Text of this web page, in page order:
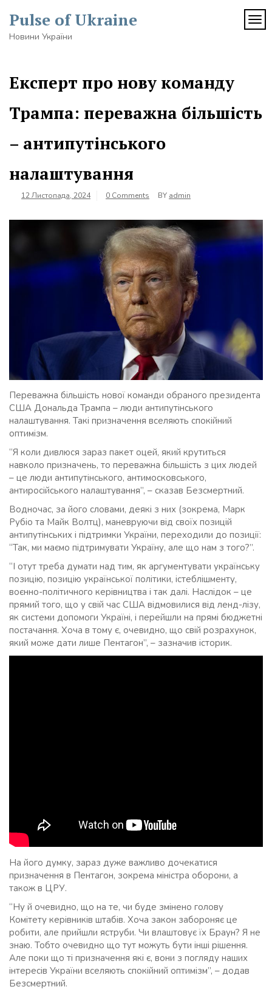
content
Pulse of Ukraine
Новини України
Експерт про нову команду
Трампа: переважна більшість
– антипутінського
налаштування
12 Листопада, 2024 0 Comments BY admin
Переважна більшість нової команди обраного президента
США Дональда Трампа – люди антипутінського
налаштування. Такі призначення вселяють спокійний
оптимізм.
“Я коли дивлюся зараз пакет оцей, який крутиться
навколо призначень, то переважна більшість з цих людей
– це люди антипутінського, антимосковського,
антиросійського налаштування”, – сказав Безсмертний.
Водночас, за його словами, деякі з них (зокрема, Марк
Рубіо та Майк Волтц), маневруючи від своїх позицій
антипутінських і підтримки України, переходили до позиції:
“Так, ми маємо підтримувати Україну, але що нам з того?”.
“І отут треба думати над тим, як аргументувати українську
позицію, позицію української політики, істеблішменту,
воєнно-політичного керівництва і так далі. Наслідок – це
прямий того, що у свій час США відмовилися від ленд-лізу,
як системи допомоги Україні, і перейшли на прямі бюджетні
постачання. Хоча в тому є, очевидно, що свій розрахунок,
який може дати лише Пентагон”, – зазначив історик.
На його думку, зараз дуже важливо дочекатися
призначення в Пентагон, зокрема міністра оборони, а
також в ЦРУ.
“Ну й очевидно, що на те, чи буде змінено голову
Комітету керівників штабів. Хоча закон забороняє це
робити, але прийшли яструби. Чи влаштовує їх Браун? Я не
знаю. Тобто очевидно що тут можуть бути інші рішення.
Але поки що ті призначення які є, вони з погляду наших
інтересів України вселяють спокійний оптимізм”, – додав
Безсмертний.